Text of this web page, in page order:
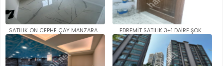
SATILIK ÖN CEPHE ÇAY MANZARALI.. EDREMİT SATILIK 3+1 DAİRE ŞOK ..